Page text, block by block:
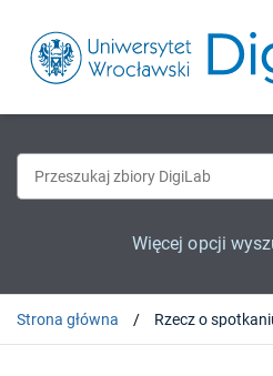
Więcej opcji
Strona główna Rzecz o